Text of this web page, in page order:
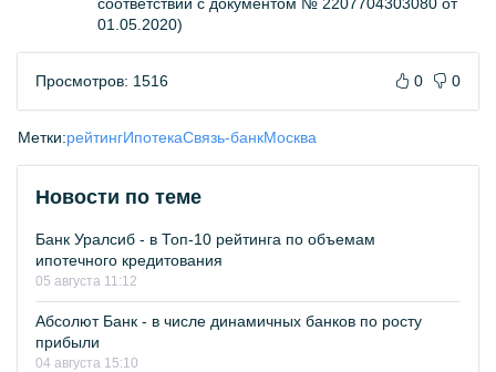
01.05.2020)
Просмотров: 1516 0 0
Метки:рейтингИпотекаСвязь-банкМосква
Новости по теме
Банк Уралсиб - в Топ-10 рейтинга по объемам
ипотечного кредитования
05 августа 11:12
Абсолют Банк - в числе динамичных банков по росту
прибыли
04 августа 15:10